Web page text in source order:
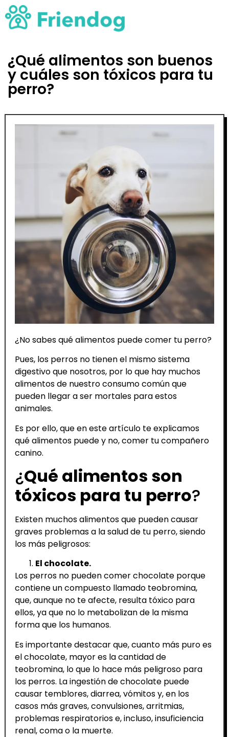
¿Qué alimentos son buenos
y cuáles son tóxicos para tu
perro?
¿No sabes qué alimentos puede comer tu perro?
Pues, los perros no tienen el mismo sistema
digestivo que nosotros, por lo que hay muchos
alimentos de nuestro consumo común que
pueden llegar a ser mortales para estos
animales.
Es por ello, que en este artículo te explicamos
qué alimentos puede y no, comer tu compañero
canino.
¿Qué alimentos son
tóxicos para tu perro?
Existen muchos alimentos que pueden causar
graves problemas a la salud de tu perro, siendo
los más peligrosos:
El chocolate.
Los perros no pueden comer chocolate porque
contiene un compuesto llamado teobromina,
que, aunque no te afecte, resulta tóxico para
ellos, ya que no lo metabolizan de la misma
forma que los humanos.
Es importante destacar que, cuanto más puro es
el chocolate, mayor es la cantidad de
teobromina, lo que lo hace más peligroso para
los perros. La ingestión de chocolate puede
causar temblores, diarrea, vómitos y, en los
casos más graves, convulsiones, arritmias,
problemas respiratorios e, incluso, insuficiencia
renal, coma o la muerte.